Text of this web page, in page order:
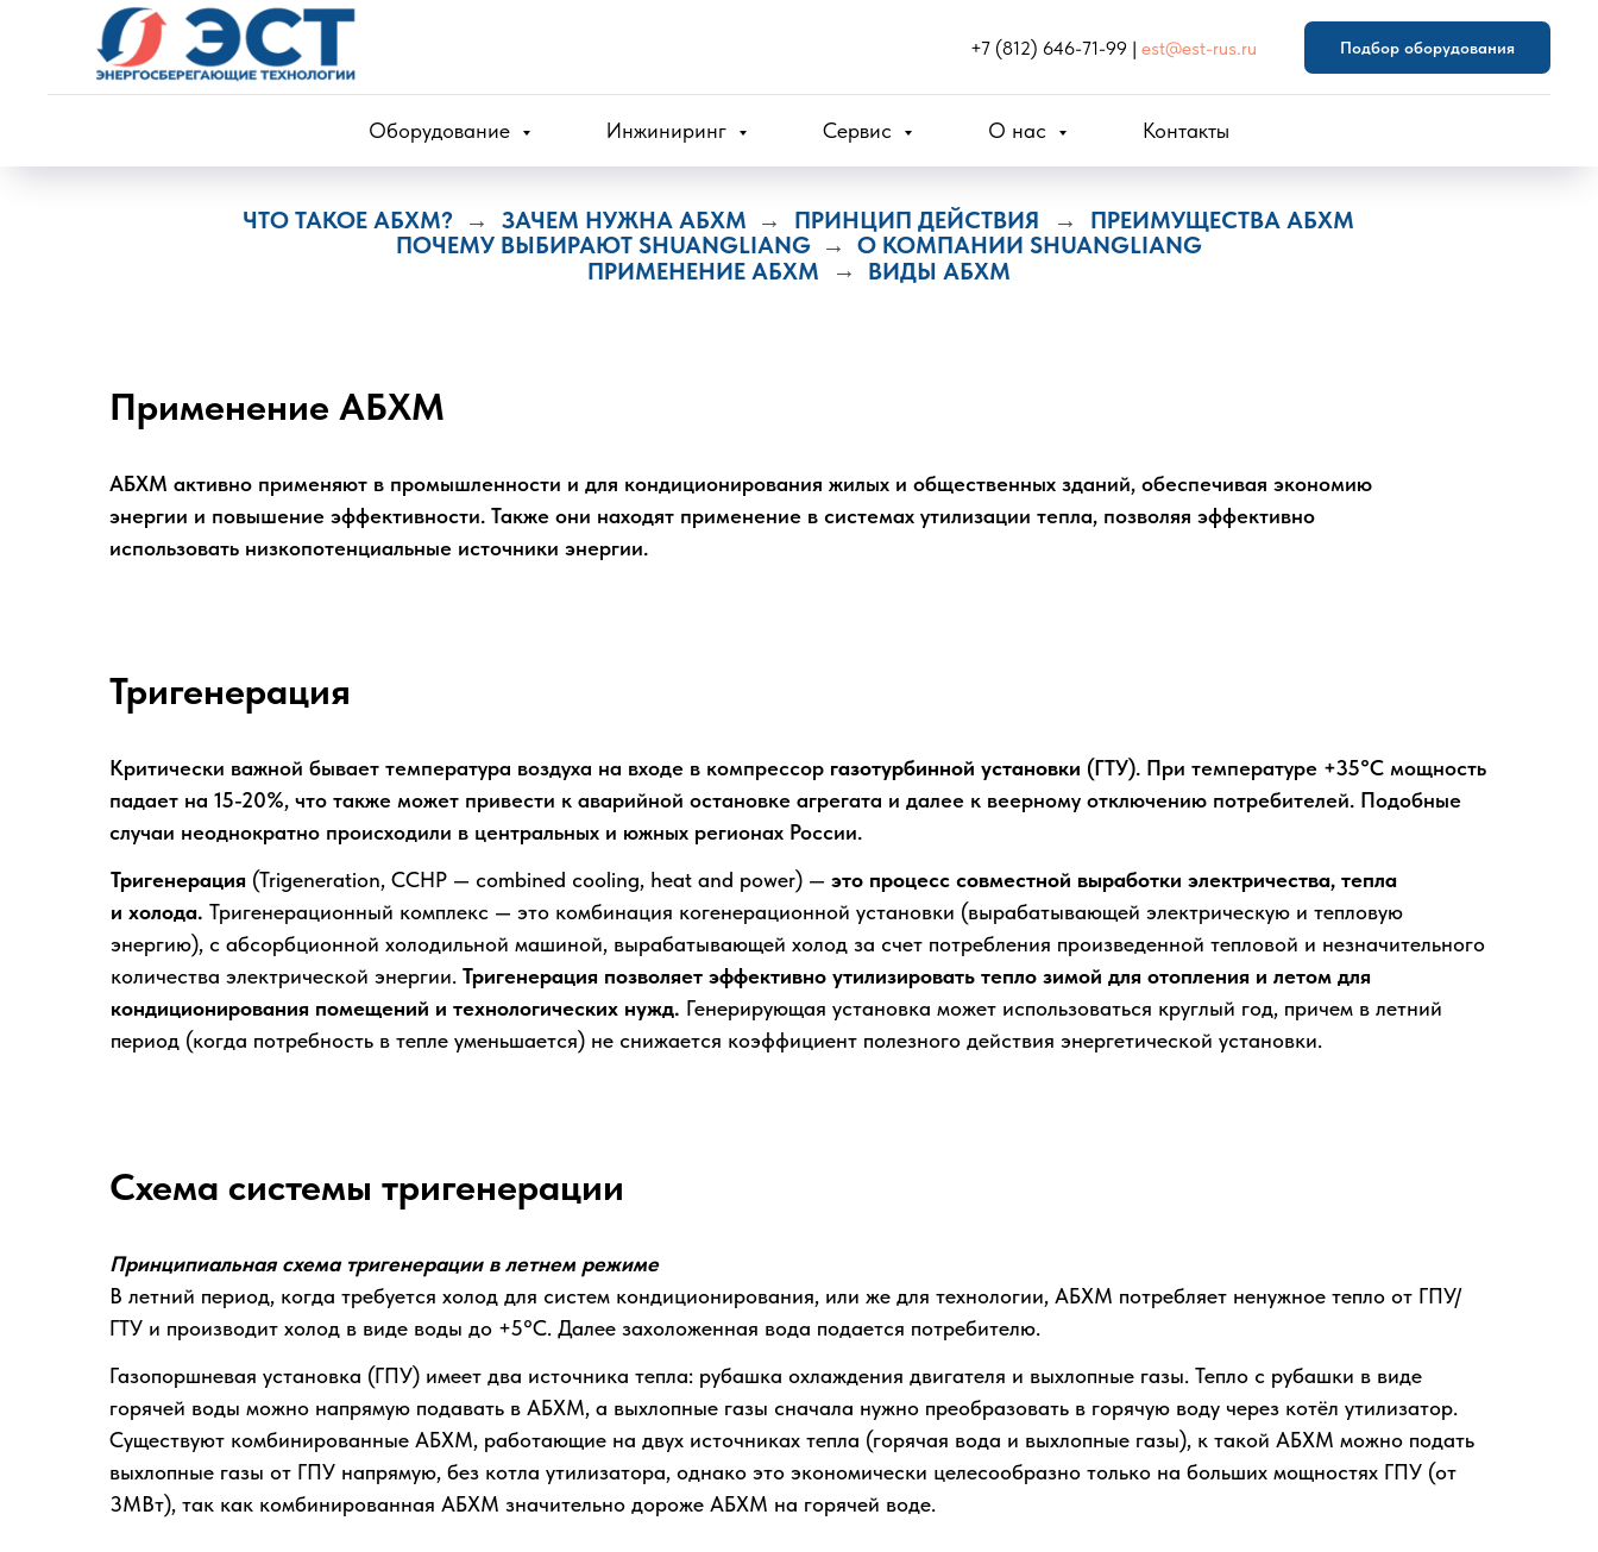
+7 (812) 646-71-99 | est@est-rus.ru Подбор оборудования
Оборудование Инжиниринг Сервис О нас Контакты
→
→ О КОМПАНИИ SHUANGLIANG
ПОЧЕМУ ВЫБИРАЮТ SHUANGLIANG
ВИДЫ АБХМ
ПРИМЕНЕНИЕ АБХМ
ПРЕИМУЩЕСТВА АБХМ
ПРИНЦИП ДЕЙСТВИЯ
ЗАЧЕМ НУЖНА АБХМ
ЧТО ТАКОЕ АБХМ? →
→
→
Применение АБХМ
АБХМ активно применяют в промышленности и для кондиционирования жилых и общественных зданий, обеспечивая экономию
энергии и повышение эффективности. Также они находят применение в системах утилизации тепла, позволяя эффективно
использовать низкопотенциальные источники энергии.
Схема системы тригенерации
Тригенерация
Критически важной бывает температура воздуха на входе в компрессор газотурбинной установки (ГТУ). При температуре +35°C мощность
падает на 15-20%, что также может привести к аварийной остановке агрегата и далее к веерному отключению потребителей. Подобные
случаи неоднократно происходили в центральных и южных регионах России.
Тригенерация (Trigeneration, CCHP — combined cooling, heat and power) — это процесс совместной выработки электричества, тепла
и холода. Тригенерационный комплекс — это комбинация когенерационной установки (вырабатывающей электрическую и тепловую
энергию), с абсорбционной холодильной машиной, вырабатывающей холод за счет потребления произведенной тепловой и незначительного
количества электрической энергии. Тригенерация позволяет эффективно утилизировать тепло зимой для отопления и летом для
кондиционирования помещений и технологических нужд. Генерирующая установка может использоваться круглый год, причем в летний
период (когда потребность в тепле уменьшается) не снижается коэффициент полезного действия энергетической установки.
Принципиальная схема тригенерации в летнем режиме
В летний период, когда требуется холод для систем кондиционирования, или же для технологии, АБХМ потребляет ненужное тепло от ГПУ/
ГТУ и производит холод в виде воды до +5°С. Далее захоложенная вода подается потребителю.
Газопоршневая установка (ГПУ) имеет два источника тепла: рубашка охлаждения двигателя и выхлопные газы. Тепло с рубашки в виде
горячей воды можно напрямую подавать в АБХМ, а выхлопные газы сначала нужно преобразовать в горячую воду через котёл утилизатор.
Существуют комбинированные АБХМ, работающие на двух источниках тепла (горячая вода и выхлопные газы), к такой АБХМ можно подать
выхлопные газы от ГПУ напрямую, без котла утилизатора, однако это экономически целесообразно только на больших мощностях ГПУ (от
3МВт), так как комбинированная АБХМ значительно дороже АБХМ на горячей воде.